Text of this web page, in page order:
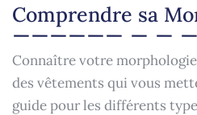
Comprendre sa
Connaître votre
des vêtements qui vous
guide pour les différents